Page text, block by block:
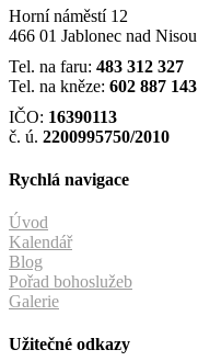
Horní náměstí 12
466 01 Jablonec nad Nisou
Tel. na faru: 483 312 327
Tel. na kněze: 602 887 143
IČO: 16390113
č. ú. 2200995750/2010
Rychlá navigace
Úvod
Kalendář
Blog
Pořad bohoslužeb
Galerie
Užitečné odkazy